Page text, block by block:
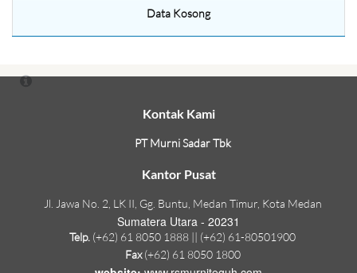
Data Kosong
Kontak Kami
PT Murni Sadar Tbk
Kantor Pusat
Jl. Jawa No. 2, LK II, Gg. Buntu, Medan Timur, Kota Medan
Sumatera Utara - 20231
Telp. (+62) 61 8050 1888 || (+62) 61-80501900
Fax(+62) 61 8050 1800